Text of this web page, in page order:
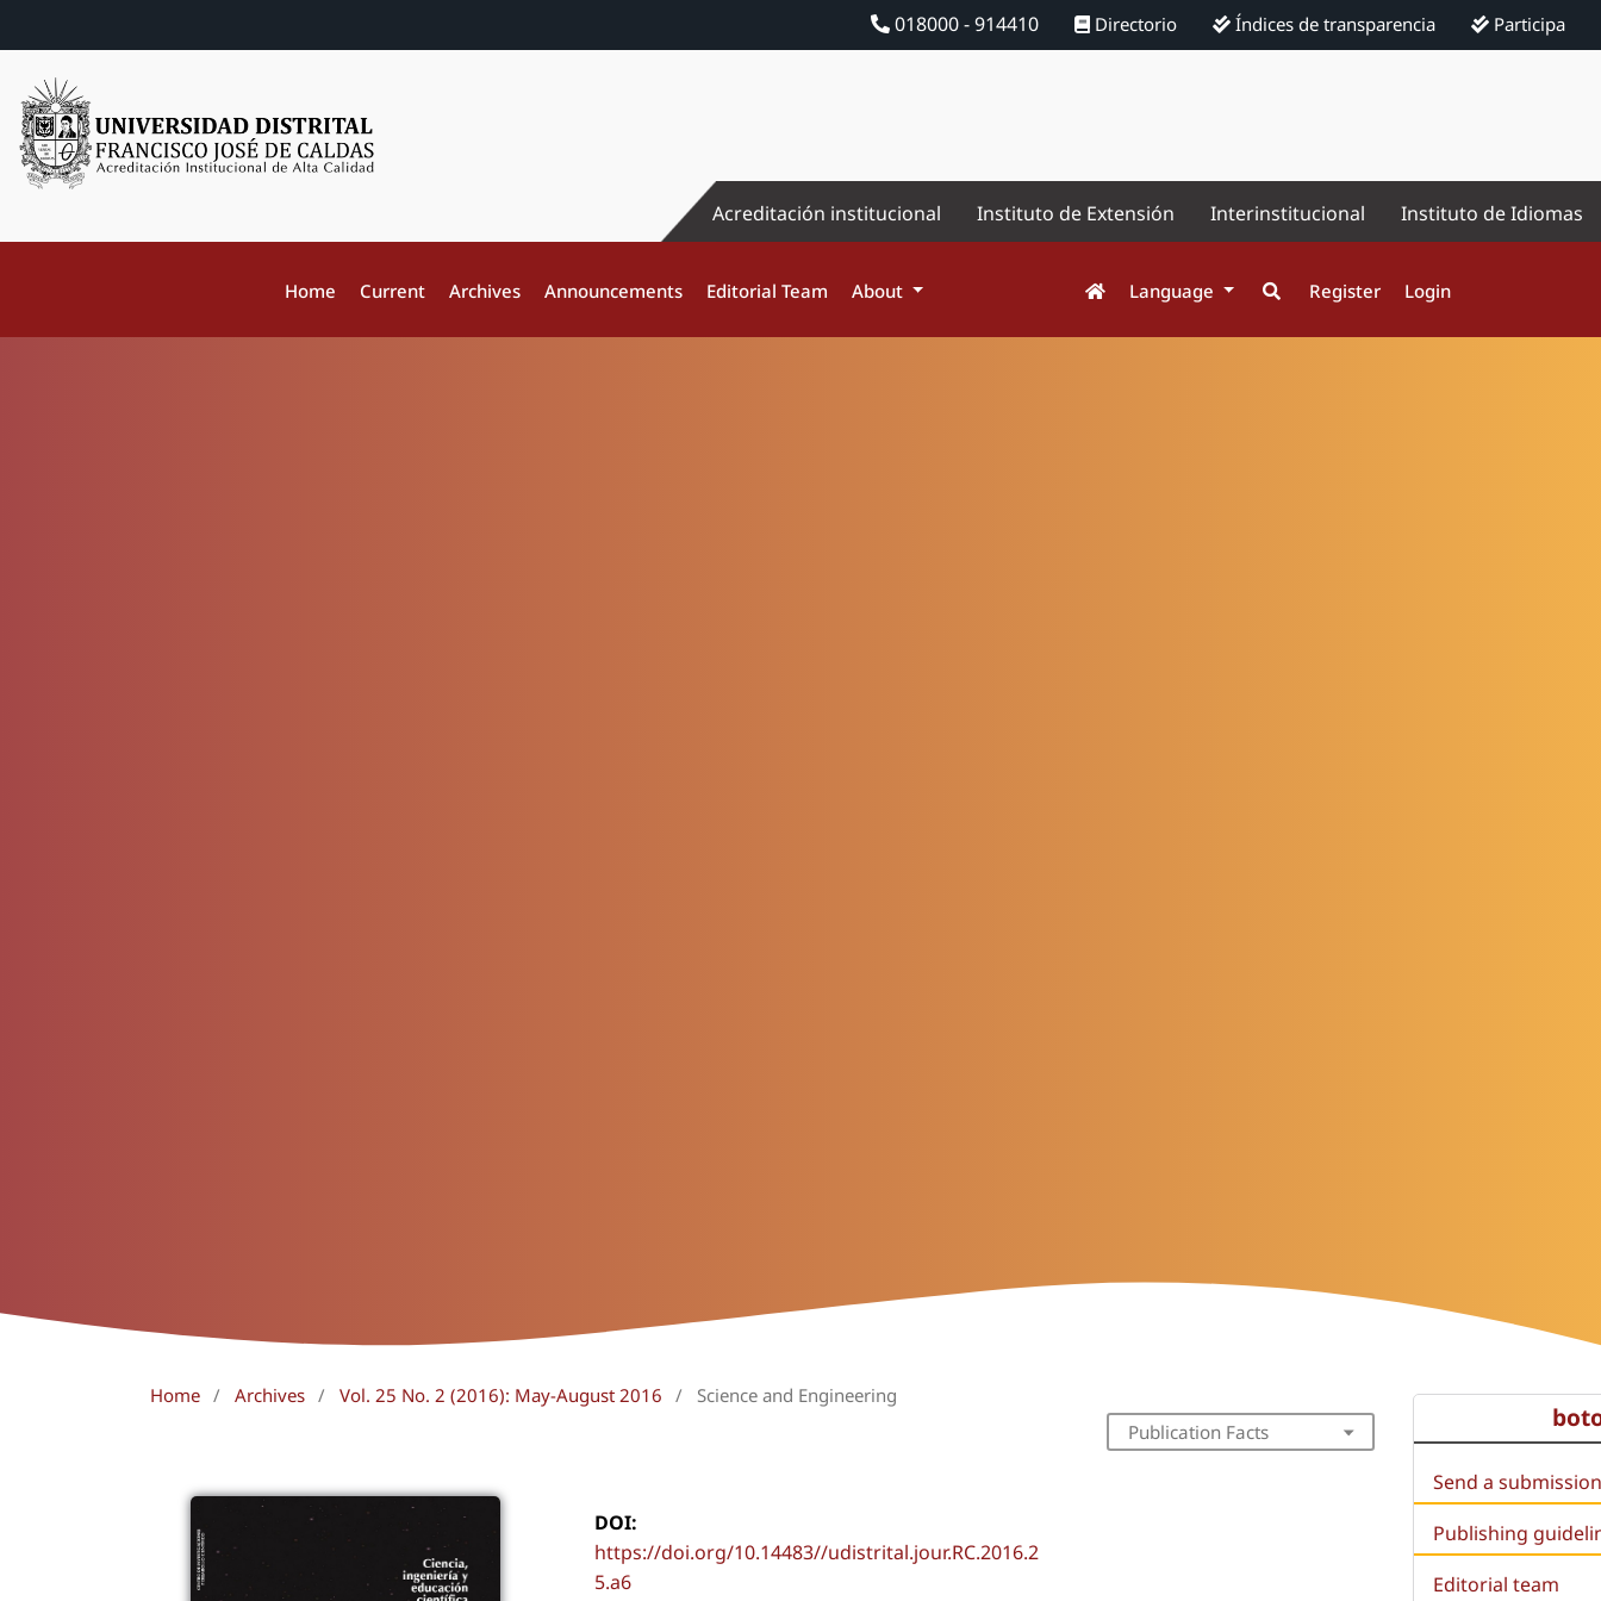
018000 - 914410 Directorio Índices de transparencia Participa
Acreditación institucional Instituto de Extensión Interinstitucional Instituto de Idiomas
Home Current Archives Announcements Editorial Team About Language Register Login
Home / Archives / Vol. 25 No. 2 (2016): May-August 2016 / Science and Engineering
DOI:
https://doi.org/10.14483//udistrital.jour.RC.2016.2
5.a6
Publication Facts
Send a
Publishing
Editorial team